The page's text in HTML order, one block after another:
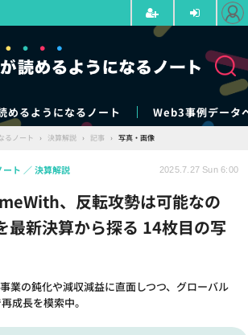
めるようになるノート Web3事例データ
るノート › 決算解説 › 記事 › 写真・画像
、反転攻勢は可能なの
最新決算から探る 14枚目の写
業の鈍化や減収減益に直面しつつ、グローバル
成長を模索中。
ート 決算解説 2025.7.27 Sun 6:00